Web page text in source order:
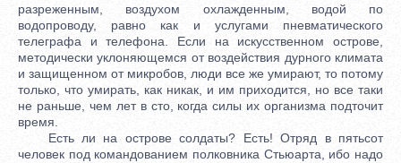
разреженным, воздухом охлажденным, водой по
водопроводу, равно как и услугами пневматического
телеграфа и телефона. Если на искусственном острове,
методически уклоняющемся от воздействия дурного климата
и защищенном от микробов, люди все же умирают, то потому
только, что умирать, как никак, и им приходится, но все таки
не раньше, чем лет в сто, когда силы их организма подточит
время.
Есть ли на острове солдаты? Есть! Отряд в пятьсот
человек под командованием полковника Стьюарта, ибо надо